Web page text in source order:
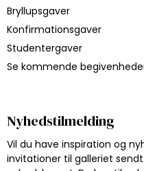
Bryllupsgaver
Konfirmationsgaver
Studentergaver
Se kommende
Nyhedstilmelding
Vil du have inspiration og
invitationer til galleriet